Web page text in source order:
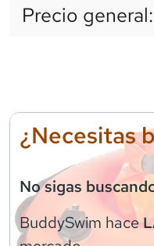
Precio general:
¿Necesitas
No sigas
BuddySwim hace